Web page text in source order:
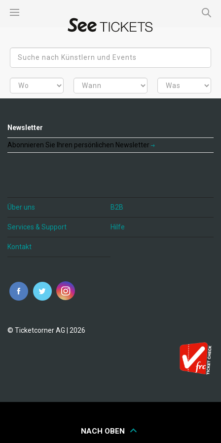
Newsletter
Abonnieren Sie Ihren persönlichen Newsletter
Über uns B2B
Services & Support Hilfe
Kontakt
© Ticketcorner AG | 2026
NACH OBEN